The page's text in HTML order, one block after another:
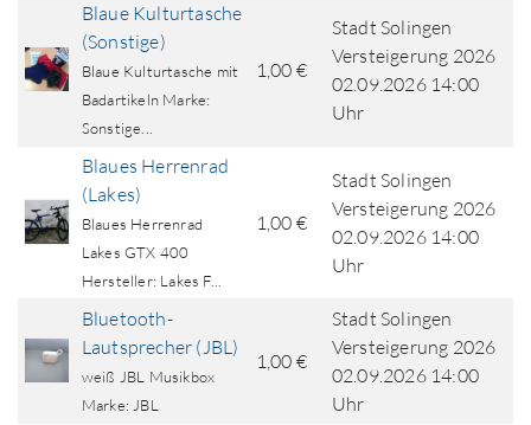
Blaue Kulturtasche
(Sonstige)
Blaue Kulturtasche mit
Badartikeln Marke:
Sonstige...
1,00 €
Stadt Solingen
Versteigerung 2026
02.09.2026 14:00
Uhr
Blaues Herrenrad
(Lakes)
Blaues Herrenrad
Lakes GTX 400
Hersteller: Lakes F...
1,00 €
Stadt Solingen
Versteigerung 2026
02.09.2026 14:00
Uhr
Bluetooth-
Lautsprecher (JBL)
weiß JBL Musikbox
Marke: JBL
1,00 €
Stadt Solingen
Versteigerung 2026
02.09.2026 14:00
Uhr